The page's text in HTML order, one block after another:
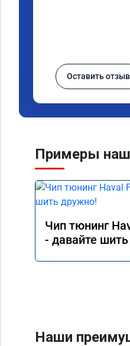
Оставить отзыв
Примеры
Чип тюнинг
- давайте
Наши